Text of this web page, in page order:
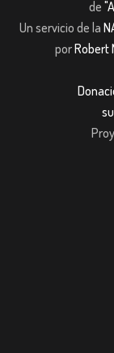
de
Un servicio de la
porRobert